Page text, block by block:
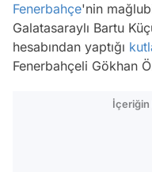
Fenerbahçe'nin
Galatasaraylı Bartu
hesabından yaptığı
Fenerbahçeli Gökhan
İçeriğin